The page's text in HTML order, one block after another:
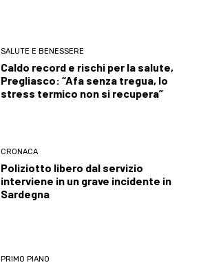
SALUTE E BENESSERE
Caldo record e rischi per la salute,
Pregliasco: “Afa senza tregua, lo
stress termico non si recupera”
CRONACA
Poliziotto libero dal servizio
interviene in un grave incidente in
Sardegna
PRIMO PIANO